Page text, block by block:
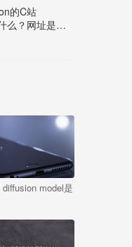
的C站
么？网址是多
model是